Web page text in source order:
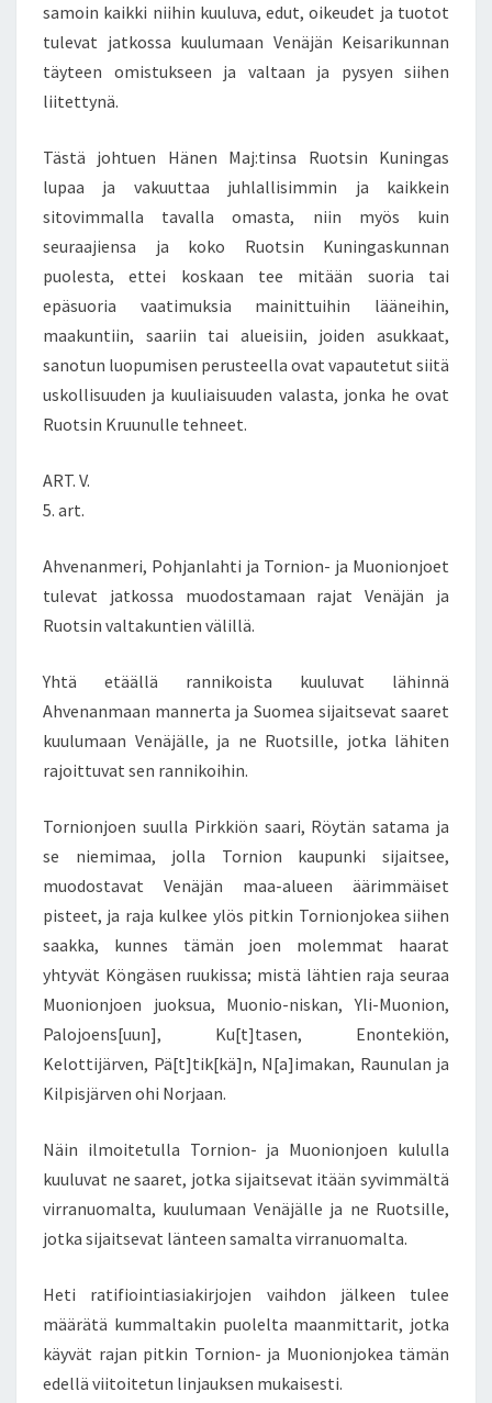
samoin kaikki niihin kuuluva, edut, oikeudet ja tuotot
tulevat jatkossa kuulumaan Venäjän Keisarikunnan
täyteen omistukseen ja valtaan ja pysyen siihen
liitettynä.
Tästä johtuen Hänen Maj:tinsa Ruotsin Kuningas
lupaa ja vakuuttaa juhlallisimmin ja kaikkein
sitovimmalla tavalla omasta, niin myös kuin
seuraajiensa ja koko Ruotsin Kuningaskunnan
puolesta, ettei koskaan tee mitään suoria tai
epäsuoria vaatimuksia mainittuihin lääneihin,
maakuntiin, saariin tai alueisiin, joiden asukkaat,
sanotun luopumisen perusteella ovat vapautetut siitä
uskollisuuden ja kuuliaisuuden valasta, jonka he ovat
Ruotsin Kruunulle tehneet.
ART. V.
5. art.
Ahvenanmeri, Pohjanlahti ja Tornion- ja Muonionjoet
tulevat jatkossa muodostamaan rajat Venäjän ja
Ruotsin valtakuntien välillä.
Yhtä etäällä rannikoista kuuluvat lähinnä
Ahvenanmaan mannerta ja Suomea sijaitsevat saaret
kuulumaan Venäjälle, ja ne Ruotsille, jotka lähiten
rajoittuvat sen rannikoihin.
Tornionjoen suulla Pirkkiön saari, Röytän satama ja
se niemimaa, jolla Tornion kaupunki sijaitsee,
muodostavat Venäjän maa-alueen äärimmäiset
pisteet, ja raja kulkee ylös pitkin Tornionjokea siihen
saakka, kunnes tämän joen molemmat haarat
yhtyvät Köngäsen ruukissa; mistä lähtien raja seuraa
Muonionjoen juoksua, Muonio-niskan, Yli-Muonion,
Palojoens[uun], Ku[t]tasen, Enontekiön,
Kelottijärven, Pä[t]tik[kä]n, N[a]imakan, Raunulan ja
Kilpisjärven ohi Norjaan.
Näin ilmoitetulla Tornion- ja Muonionjoen kululla
kuuluvat ne saaret, jotka sijaitsevat itään syvimmältä
virranuomalta, kuulumaan Venäjälle ja ne Ruotsille,
jotka sijaitsevat länteen samalta virranuomalta.
Heti ratifiointiasiakirjojen vaihdon jälkeen tulee
määrätä kummaltakin puolelta maanmittarit, jotka
käyvät rajan pitkin Tornion- ja Muonionjokea tämän
edellä viitoitetun linjauksen mukaisesti.